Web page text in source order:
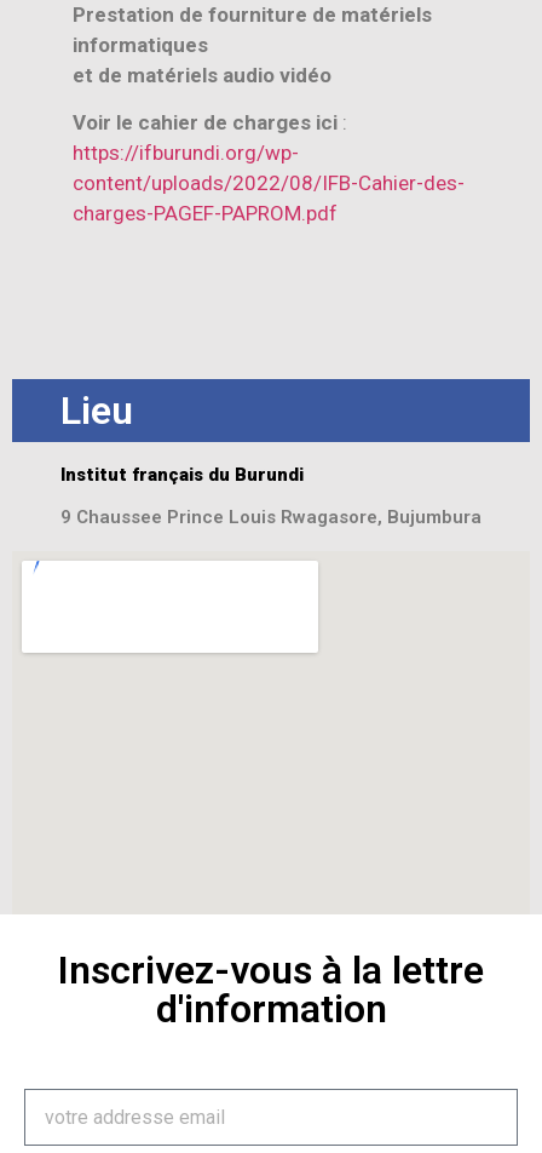
Prestation de fourniture de matériels
informatiques
et de matériels audio vidéo
Voir le cahier de charges ici :
https://ifburundi.org/wp-
content/uploads/2022/08/IFB-Cahier-des-
charges-PAGEF-PAPROM.pdf
Lieu
Institut français du Burundi
9 Chaussee Prince Louis Rwagasore, Bujumbura
Inscrivez-vous à la lettre
d'information